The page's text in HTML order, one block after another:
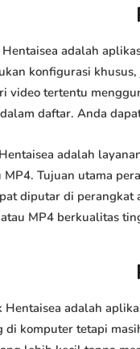
adalah
konfigurasi
video tertentu
daftar. Anda
adalah
MP4. Tujuan utama
diputar di
MP4 berkualitas
Hentaisea adalah
di komputer tetapi